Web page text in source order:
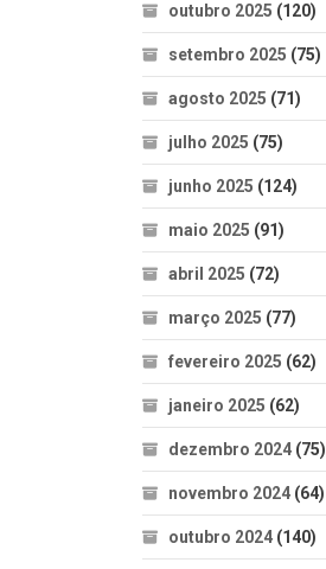
outubro 2025 (120)
setembro 2025 (75)
agosto 2025 (71)
julho 2025 (75)
junho 2025 (124)
maio 2025 (91)
abril 2025 (72)
março 2025 (77)
fevereiro 2025 (62)
janeiro 2025 (62)
dezembro 2024 (75)
novembro 2024 (64)
outubro 2024 (140)